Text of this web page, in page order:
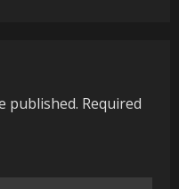
published. Required